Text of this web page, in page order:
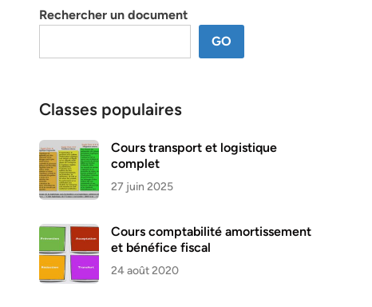
Rechercher un document
GO
Classes populaires
Cours transport et logistique
complet
27 juin 2025
Cours comptabilité amortissement
et bénéfice fiscal
24 août 2020